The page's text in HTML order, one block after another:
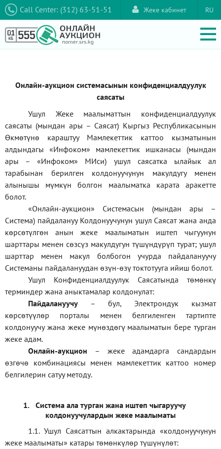
Call Center: (312) 63-51-51 RU
Жеке кабинет
Онлайн-аукцион системасынын конфиденциалдуулук
саясаты
Ушул Жеке маалыматтын конфиденциалдуулук
саясаты (мындан ары – Саясат) Кыргыз Республикасынын
Өкмөтүнө караштуу Мамлекеттик каттоо кызматынын
алдындагы «Инфоком» мамлекеттик ишканасы (мындан
ары –«Инфоком» МИси) ушул саясатка ылайык ал
тарабынан берилген колдонуучунун макулдугу менен
алынышы мүмкүн болгон маалыматка карата аракетте
болот.
«Онлайн-аукцион» Системасын (мындан ары –
Система) пайдалануу Колдонуучунун ушул Саясат жана анда
көрсөтүлгөн анын жеке маалыматын иштеп чыгуунун
шарттары менен сөзсүз макулдугун түшүндүрүп турат; ушул
шарттар менен макул болбогон учурда пайдалануучу
Системаны пайдалануудан өзүн-өзү токтотууга ийиш болот.
Ушул Конфиденциалдуулук Саясатында төмөнкү
терминдер жана аныктамалар колдонулат:
Пайдалануучу – бул, Электрондук кызмат
көрсөтүүлөр порталы менен белгиленген тартипте
колдонуучу жана жеке мүнөздөгү маалыматын бере турган
жеке адам.
Онлайн-аукцион – жеке адамдарга сандардын
өзгөчө комбинациясы менен мамлекеттик каттоо номер
белгилерин сатуу методу.
1. Система ала турган жана иштеп чыгаруучу
колдонуучулардын жеке маалыматы
1.1. Ушул Саясаттын алкактарында«колдонуучунун
жеке маалыматы» катары төмөнкүлөр түшүнүлөт: